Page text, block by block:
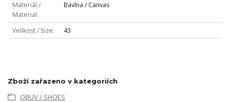
Materiál /
Material
Bavlna / Canvas
Velikost / Size 43
Zboží zařazeno v kategoriích
OBUV / SHOES